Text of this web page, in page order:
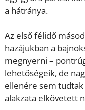
a hátránya.
Az első félidő
hazájukban a
megnyerni –
lehetőségeik, de
ellenére sem tudtak
alakzata elkövetett